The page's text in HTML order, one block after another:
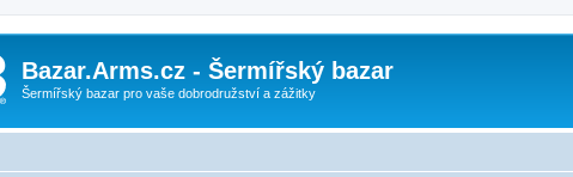
Bazar.Arms.cz - Šermířský bazar
Šermířský bazar pro vaše dobrodružství a zážitky